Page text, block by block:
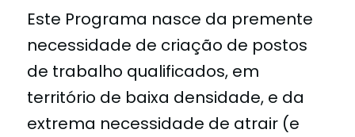
Este Programa nasce da premente
necessidade de criação de postos
de trabalho qualificados, em
território de baixa densidade, e da
extrema necessidade de atrair (e